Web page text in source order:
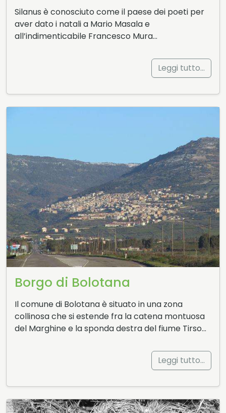
Silanus è conosciuto come il paese dei poeti per
aver dato i natali a Mario Masala e
all’indimenticabile Francesco Mura…
Leggi tutto…
Borgo di Bolotana
Il comune di Bolotana è situato in una zona
collinosa che si estende fra la catena montuosa
del Marghine e la sponda destra del fiume Tirso…
Leggi tutto…